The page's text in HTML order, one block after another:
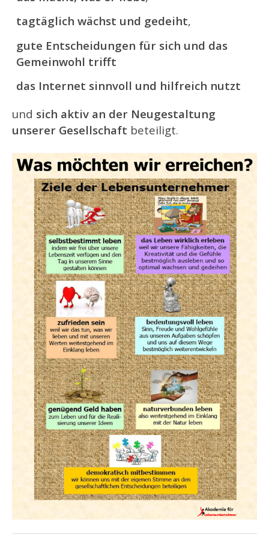
tagtäglich wächst und gedeiht,
gute Entscheidungen für sich und das
Gemeinwohl trifft
das Internet sinnvoll und hilfreich nutzt
und sich aktiv an der Neugestaltung
unserer Gesellschaft beteiligt.